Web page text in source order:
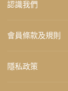
認識我們
會員條款及規則
隱私政策